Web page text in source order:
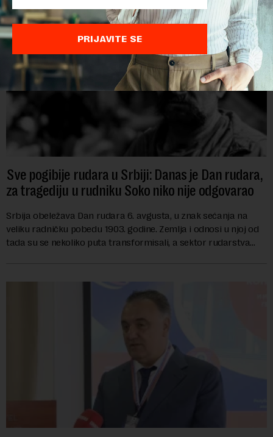
Sve pogibije rudara u Srbiji: Danas je Dan rudara,
za tragediju u rudniku Soko niko nije odgovarao
Srbija obeležava Dan rudara 6. avgusta, u znak sećanja na
veliku radničku pobedu 1903. godine. Zemlja i odnosi u njoj od
tada su se nekoliko puta transformisali, a sektor rudarstva
PRIJAVITE SE